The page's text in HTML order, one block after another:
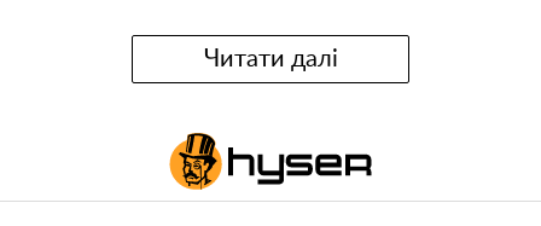
Читати далі